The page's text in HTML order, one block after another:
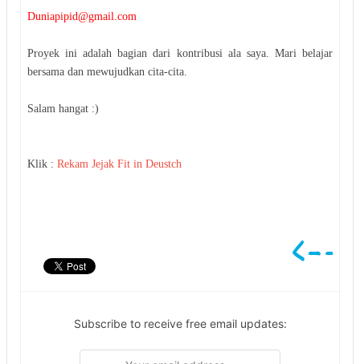
Duniapipid@gmail.com
Proyek ini adalah bagian dari kontribusi ala saya. Mari belajar
bersama dan mewujudkan cita-cita.
Salam hangat :)
Klik : Rekam Jejak Fit in Deustch
Subscribe to receive free email updates: